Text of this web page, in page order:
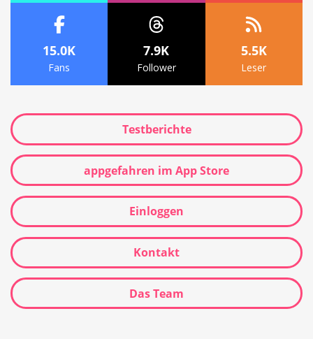
15.0K
Fans
7.9K
Follower
5.5K
Leser
Testberichte
appgefahren im App Store
Einloggen
Kontakt
Das Team